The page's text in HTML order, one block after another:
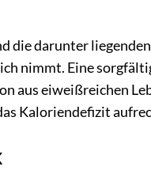
die darunter
nimmt. Eine
aus eiweißreichen
Kaloriendefizit